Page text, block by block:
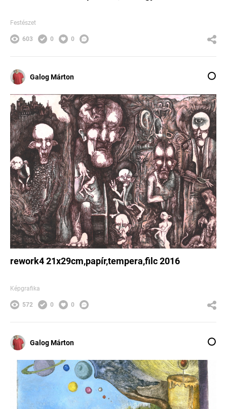
Festészet
603 0 0
Galog Márton
rework4 21x29cm,papír,tempera,filc 2016
Képgrafika
572 0 0
Galog Márton